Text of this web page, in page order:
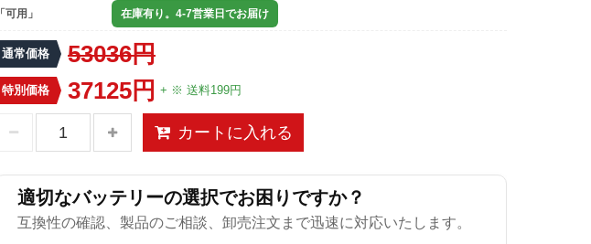
「可用」 在庫有り。4-7営業日でお届け
通常価格 53036円
特別価格 37125円 + ※ 送料199円
カートに入れる
適切なバッテリーの選択でお困りですか？
互換性の確認、製品のご相談、卸売注文まで迅速に対応いたします。